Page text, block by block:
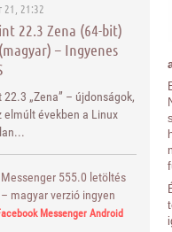
21, 21:32
22.3 Zena (64-bit)
– Ingyenes
22.3 „Zena” – újdonságok,
elmúlt években a Linux
555.0 letöltés
magyar verzió ingyen
Messenger Android